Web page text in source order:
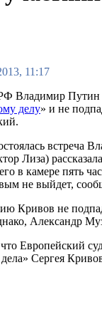
11:17
Владимир Путин
делу» и не
встреча
Лиза)
в камере пять
не выйдет,
Кривов не
Александр
Европейский
дела» Сергея